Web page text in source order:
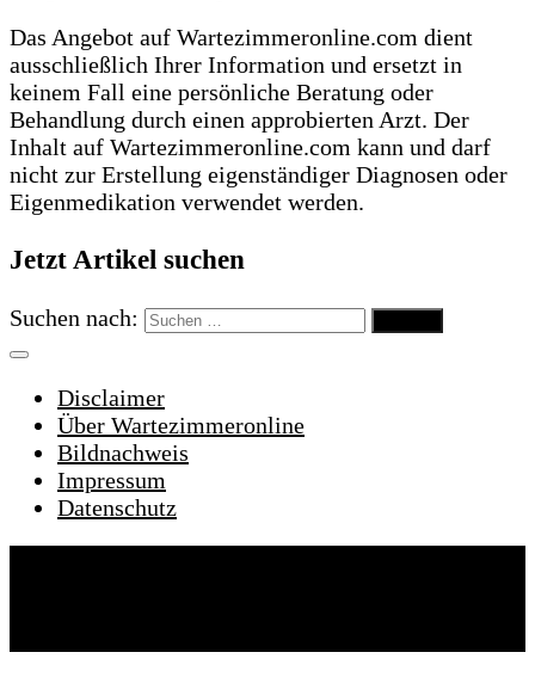
Das Angebot auf Wartezimmeronline.com dient
ausschließlich Ihrer Information und ersetzt in
keinem Fall eine persönliche Beratung oder
Behandlung durch einen approbierten Arzt. Der
Inhalt auf Wartezimmeronline.com kann und darf
nicht zur Erstellung eigenständiger Diagnosen oder
Eigenmedikation verwendet werden.
Jetzt Artikel suchen
Suchen nach:
Disclaimer
Über Wartezimmeronline
Bildnachweis
Impressum
Datenschutz